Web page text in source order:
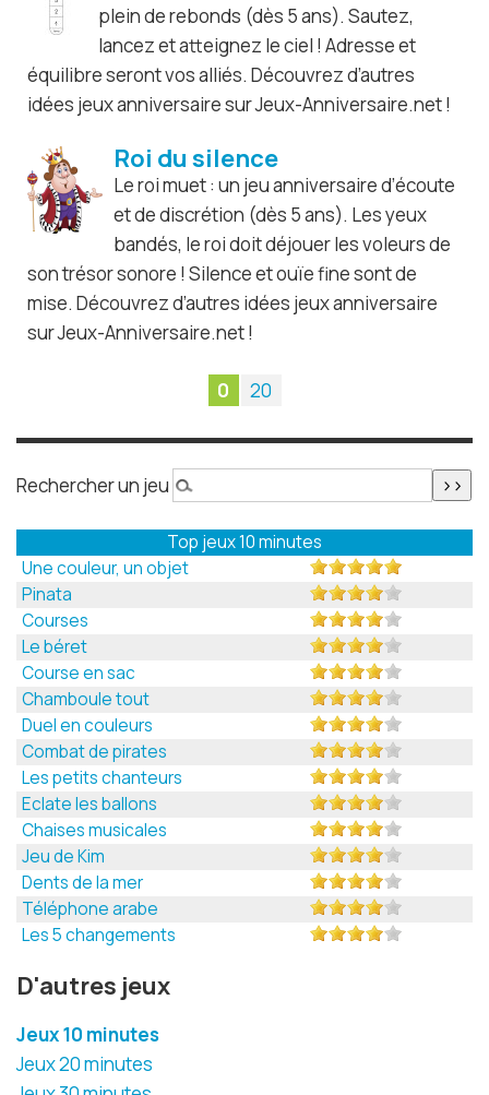
plein de rebonds (dès 5 ans). Sautez,
lancez et atteignez le ciel ! Adresse et
équilibre seront vos alliés. Découvrez d’autres
idées jeux anniversaire sur Jeux-Anniversaire.net !
Roi du silence
Le roi muet : un jeu anniversaire d’écoute
et de discrétion (dès 5 ans). Les yeux
bandés, le roi doit déjouer les voleurs de
son trésor sonore ! Silence et ouïe fine sont de
mise. Découvrez d’autres idées jeux anniversaire
sur Jeux-Anniversaire.net !
0 20
Rechercher un jeu
Top jeux 10 minutes
Une couleur, un objet
Pinata
Courses
Le béret
Course en sac
Chamboule tout
Duel en couleurs
Combat de pirates
Les petits chanteurs
Eclate les ballons
Chaises musicales
Jeu de Kim
Dents de la mer
Téléphone arabe
Les 5 changements
D'autres jeux
Jeux 10 minutes
Jeux 20 minutes